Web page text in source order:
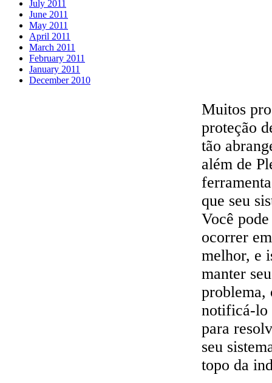
July 2011
June 2011
May 2011
April 2011
March 2011
February 2011
January 2011
December 2010
Muitos
proteção
tão
além de
que seu
Você
ocorrer
melhor, e
manter
problema,
notificá-lo
para
seu
topo da